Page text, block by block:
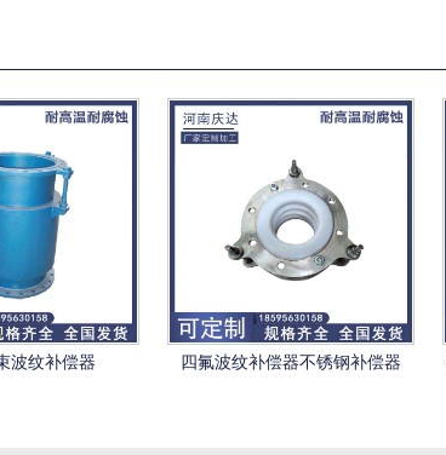
波纹补偿器 四氟波纹补偿器不锈钢补偿器